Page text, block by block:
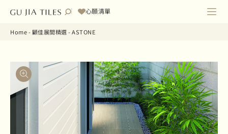
心願清單
Home-顧佳展間精選-ASTONE